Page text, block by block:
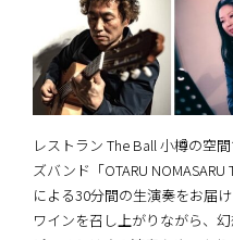
レストラン The Ball 小樽の空
ズバンド「OTARU
による30分間の生演奏をお届
ワインを召し上がりながら、